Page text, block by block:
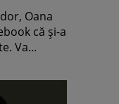
Oana
că şi-a
Va...